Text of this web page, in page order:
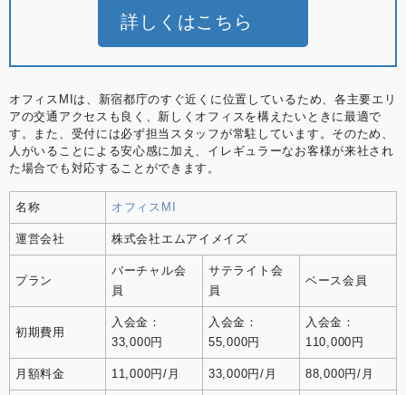
詳しくはこちら
オフィスMIは、新宿都庁のすぐ近くに位置しているため、各主要エリ
アの交通アクセスも良く、新しくオフィスを構えたいときに最適で
す。また、受付には必ず担当スタッフが常駐しています。そのため、
人がいることによる安心感に加え、イレギュラーなお客様が来社され
た場合でも対応することができます。
名称 オフィスMI
運営会社 株式会社エムアイメイズ
プラン
バーチャル会
員
サテライト会
員
ベース会員
初期費用
入会金：
33,000円
入会金：
55,000円
入会金：
110,000円
月額料金 11,000円/月 33,000円/月 88,000円/月